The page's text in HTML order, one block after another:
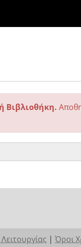
Βιβλιοθήκη.
| Όροι